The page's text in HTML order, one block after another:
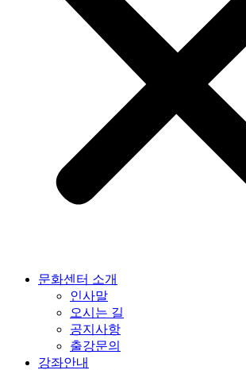
문화센터 소개
인사말
오시는 길
공지사항
출강문의
강좌안내